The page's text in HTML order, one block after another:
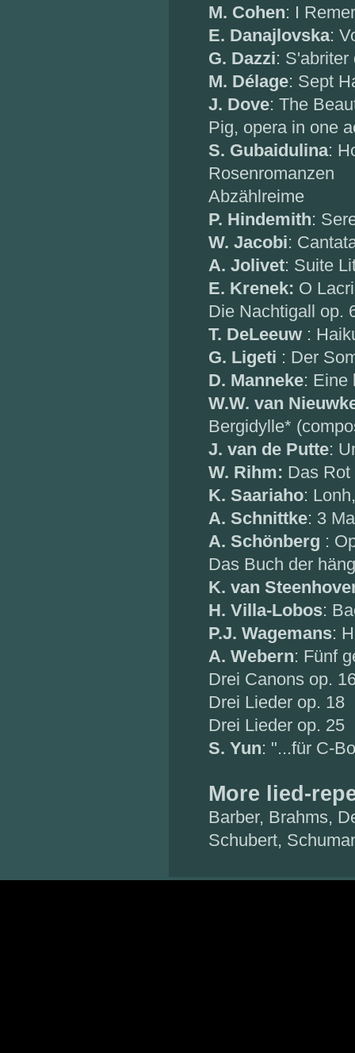
M. Cohen: I
E. Danajlovska:
G. Dazzi: S'abriter
M. Délage: Sept
J. Dove: The
Pig, opera in one
S. Gubaidulina:
Rosenromanzen
Abzählreime
P. Hindemith:
W. Jacobi:
A. Jolivet: Suite
E. Krenek: O
Die Nachtigall op.
T. DeLeeuw :
G. Ligeti : Der
D. Manneke: Eine
W.W. van
Bergidylle*
J. van de Putte:
W. Rihm: Das Rot
K. Saariaho:
A. Schnittke: 3
A. Schönberg :
Das Buch der
K. van
H. Villa-Lobos:
P.J. Wagemans:
A. Webern: Fünf
Drei Canons op.
Drei Lieder op. 18
Drei Lieder op. 25
S. Yun: "...für C-
More lied-
Barber, Brahms,
Schubert,